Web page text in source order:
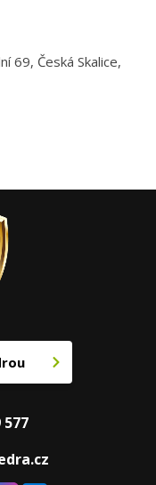
69, Česká Skalice,
577